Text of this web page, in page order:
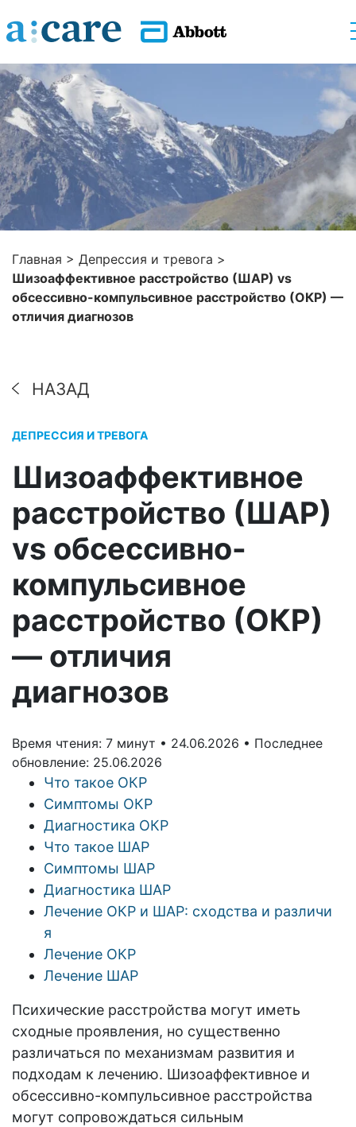
Главная > Депрессия и тревога >
Шизоаффективное расстройство (ШАР) vs
обсессивно-компульсивное расстройство (ОКР) —
отличия диагнозов
НАЗАД
ДЕПРЕССИЯ И ТРЕВОГА
Шизоаффективное
расстройство (ШАР)
vs обсессивно-
компульсивное
расстройство (ОКР)
— отличия
диагнозов
Время чтения: 7 минут • 24.06.2026 • Последнее
обновление: 25.06.2026
Что такое ОКР
Симптомы ОКР
Диагностика ОКР
Что такое ШАР
Симптомы ШАР
Диагностика ШАР
Лечение ОКР и ШАР: сходства и различи
я
Лечение ОКР
Лечение ШАР
Психические расстройства могут иметь
сходные проявления, но существенно
различаться по механизмам развития и
подходам к лечению. Шизоаффективное и
обсессивно-компульсивное расстройства
могут сопровождаться сильным